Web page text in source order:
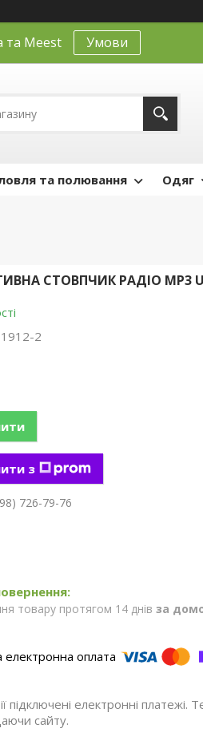
та Meest Умови
та полювання Одяг
СТОВПЧИК РАДІО MP3
2
з
726-79-76
товару протягом 14 днів за
підключені електронні
сайту.